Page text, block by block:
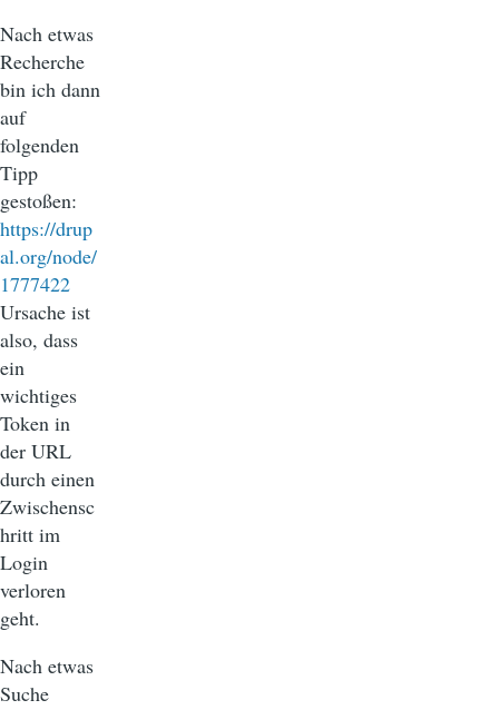
Nach etwas
Recherche
bin ich dann
auf
folgenden
Tipp
gestoßen:
https://drup
al.org/node/
1777422
Ursache ist
also, dass
ein
wichtiges
Token in
der URL
durch einen
Zwischensc
hritt im
Login
verloren
geht.
Nach etwas
Suche